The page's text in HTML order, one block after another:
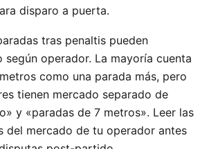
disparo a puerta.
tras penaltis pueden
operador. La mayoría cuenta
como una parada más, pero
tienen mercado separado de
y «paradas de 7 metros». Leer las
del mercado de tu operador antes